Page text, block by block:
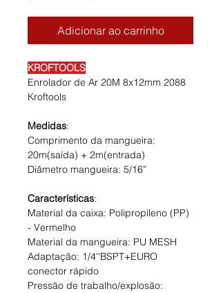
Adicionar ao carrinho
KROFTOOLS
Enrolador de Ar 20M 8x12mm 2088
Kroftools
Medidas:
Comprimento da mangueira:
20m(saída) + 2m(entrada)
Diâmetro mangueira: 5/16”
Características:
Material da caixa: Polipropileno (PP)
- Vermelho
Material da mangueira: PU MESH
Adaptação: 1/4''BSPT+EURO
conector rápido
Pressão de trabalho/explosão: